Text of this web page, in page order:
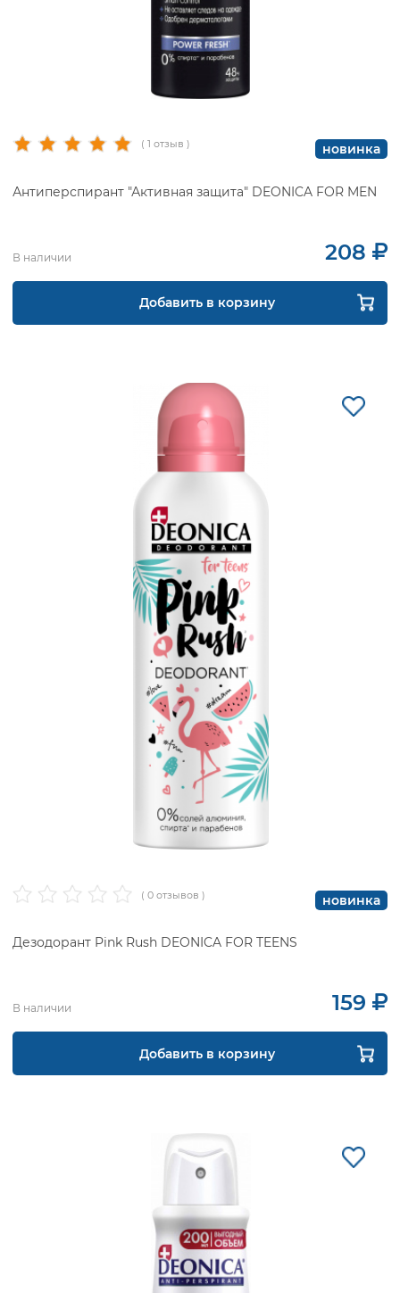
( 1 отзыв ) новинка
Антиперспирант "Активная защита" DEONICA FOR MEN
В наличии 208
Добавить в корзину
( 0 отзывов ) новинка
Дезодорант Pink Rush DEONICA FOR TEENS
В наличии 159
Добавить в корзину